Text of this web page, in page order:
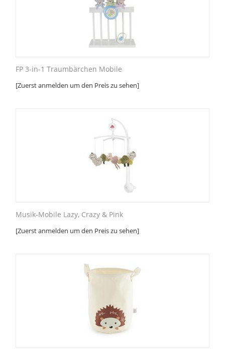
FP 3-in-1 Traumbärchen Mobile
[Zuerst anmelden um den Preis zu sehen]
Musik-Mobile Lazy, Crazy & Pink
[Zuerst anmelden um den Preis zu sehen]